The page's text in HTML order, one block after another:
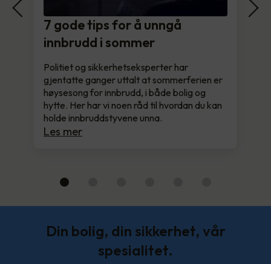
7 gode tips for å unngå
innbrudd i sommer
Politiet og sikkerhetseksperter har
gjentatte ganger uttalt at sommerferien er
høysesong for innbrudd, i både bolig og
hytte. Her har vi noen råd til hvordan du kan
holde innbruddstyvene unna.
Les mer
Din bolig, din sikkerhet, vår
spesialitet.